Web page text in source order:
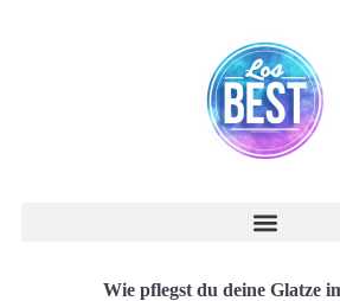
Wie pflegst du deine Glatze